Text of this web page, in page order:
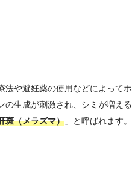
法や避妊薬の使用などによってホ
の生成が刺激され、シミが増える
斑（メラズマ） 」と呼ばれます。